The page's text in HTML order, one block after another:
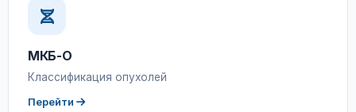
МКБ-О
Классификация опухолей
Перейти